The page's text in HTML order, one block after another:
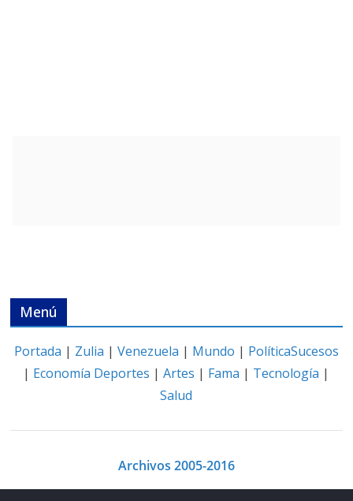
Menú
Portada | Zulia | Venezuela | Mundo | PolíticaSucesos
| Economía Deportes |Artes | Fama | Tecnología |
Salud
Archivos 2005-2016